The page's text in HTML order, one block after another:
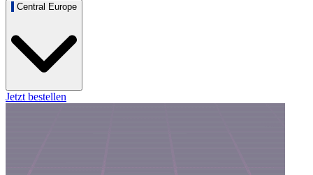
Central Europe
Jetzt bestellen